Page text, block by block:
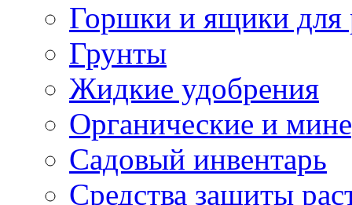
Горшки и ящики для
Грунты
Жидкие удобрения
Органические и
Садовый инвентарь
Средства защиты